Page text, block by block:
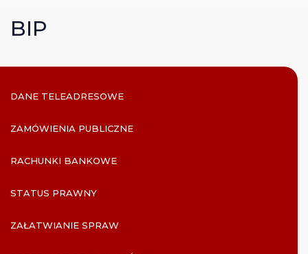
BIP
DANE TELEADRESOWE
ZAMÓWIENIA PUBLICZNE
RACHUNKI BANKOWE
STATUS PRAWNY
ZAŁATWIANIE SPRAW